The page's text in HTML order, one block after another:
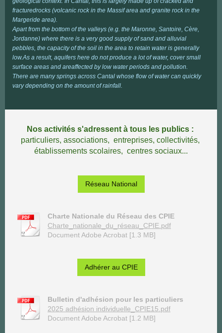
fracturedrocks (volcanic rock in the Massif area and granite rock in the
Margeride area).
Apart from the bottom of the valleys (e.g. the Maronne, Santoire, Cère,
Jordanne) where there is a very good supply of sand and alluvial
pebbles, the capacity of the soil in the area to retain water is generally
low.As a result, aquifers here do not produce a lot of water, cover small
surface areas and areaffected by low water periods and pollution.
There are many springs across Cantal whose flow of water can quickly
vary depending on the amount of rainfall.
Nos activités s'adressent à tous les publics :
particuliers, associations, entreprises, collectivités,
établissements scolaires, centres sociaux...
Réseau National
Charte Nationale du Réseau des CPIE
Charte_nationale_du_réseau_CPIE.pdf
Document Adobe Acrobat [1.3 MB]
Adhérer au CPIE
Bulletin d'adhésion pour les particuliers
2025 adhésion individuelle_CPIE15.pdf
Document Adobe Acrobat [1.2 MB]